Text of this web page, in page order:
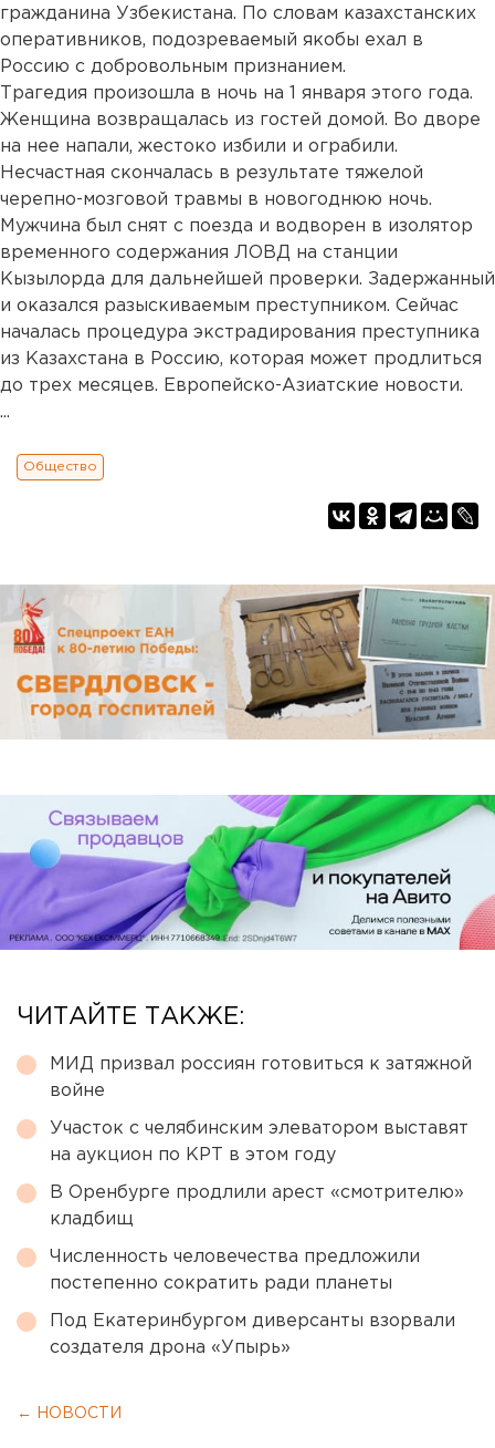
гражданина Узбекистана. По словам казахстанских
оперативников, подозреваемый якобы ехал в
Россию с добровольным признанием.
Трагедия произошла в ночь на 1 января этого года.
Женщина возвращалась из гостей домой. Во дворе
на нее напали, жестоко избили и ограбили.
Несчастная скончалась в результате тяжелой
черепно-мозговой травмы в новогоднюю ночь.
Мужчина был снят с поезда и водворен в изолятор
временного содержания ЛОВД на станции
Кызылорда для дальнейшей проверки. Задержанный
и оказался разыскиваемым преступником. Сейчас
началась процедура экстрадирования преступника
из Казахстана в Россию, которая может продлиться
до трех месяцев. Европейско-Азиатские новости.
...
Общество
ЧИТАЙТЕ ТАКЖЕ:
МИД призвал россиян готовиться к затяжной
войне
Участок с челябинским элеватором выставят
на аукцион по КРТ в этом году
В Оренбурге продлили арест «смотрителю»
кладбищ
Численность человечества предложили
постепенно сократить ради планеты
Под Екатеринбургом диверсанты взорвали
создателя дрона «Упырь»
← НОВОСТИ